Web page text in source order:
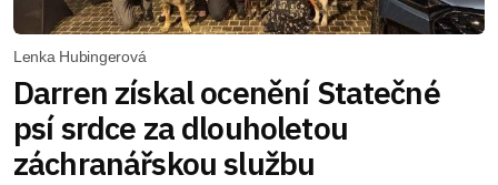
Lenka Hubingerová
Darren získal ocenění Statečné
psí srdce za dlouholetou
záchranářskou službu